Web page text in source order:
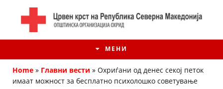
МЕНИ
Home » Главни вести » Охриѓани од денес секој петок
имаат можност за бесплатно психолошко советување